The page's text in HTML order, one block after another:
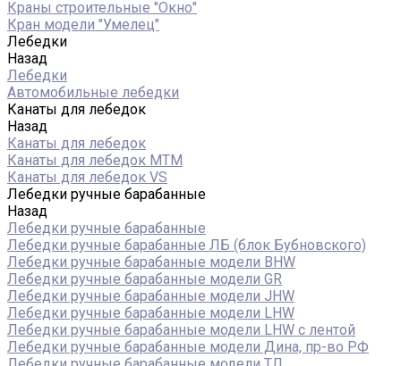
Краны строительные "Окно"
Кран модели "Умелец"
Лебедки
Назад
Лебедки
Автомобильные лебедки
Канаты для лебедок
Назад
Канаты для лебедок
Канаты для лебедок MTM
Канаты для лебедок VS
Лебедки ручные барабанные
Назад
Лебедки ручные барабанные
Лебедки ручные барабанные ЛБ (блок Бубновского)
Лебедки ручные барабанные модели BHW
Лебедки ручные барабанные модели GR
Лебедки ручные барабанные модели JHW
Лебедки ручные барабанные модели LHW
Лебедки ручные барабанные модели LHW c лентой
Лебедки ручные барабанные модели Дина, пр-во РФ